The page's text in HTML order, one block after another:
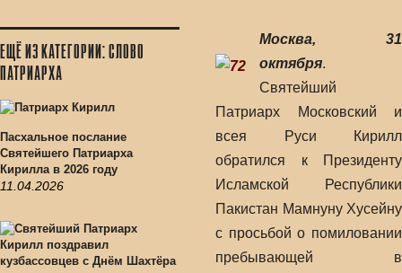
ЕЩЁ ИЗ КАТЕГОРИИ: СЛОВО
ПАТРИАРХА
Пасхальное послание
Святейшего Патриарха
Кирилла в 2026 году
11.04.2026
Москва, 31
октября.
Святейший
Патриарх Московский и
всея Руси Кирилл
обратился к Президенту
Исламской Республики
Пакистан Мамнуну Хусейну
с просьбой о помиловании
пребывающей в